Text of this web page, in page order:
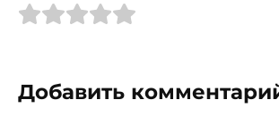
Добавить